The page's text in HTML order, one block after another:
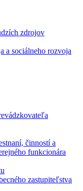
zdrojov
a sociálneho rozvoja
činností a
funkcionára
zastupiteľstva